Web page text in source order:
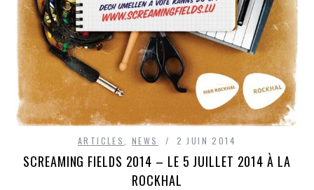
ARTICLES ,NEWS 2 JUIN 2014
SCREAMING FIELDS 2014 – LE 5 JUILLET 2014 À LA
ROCKHAL